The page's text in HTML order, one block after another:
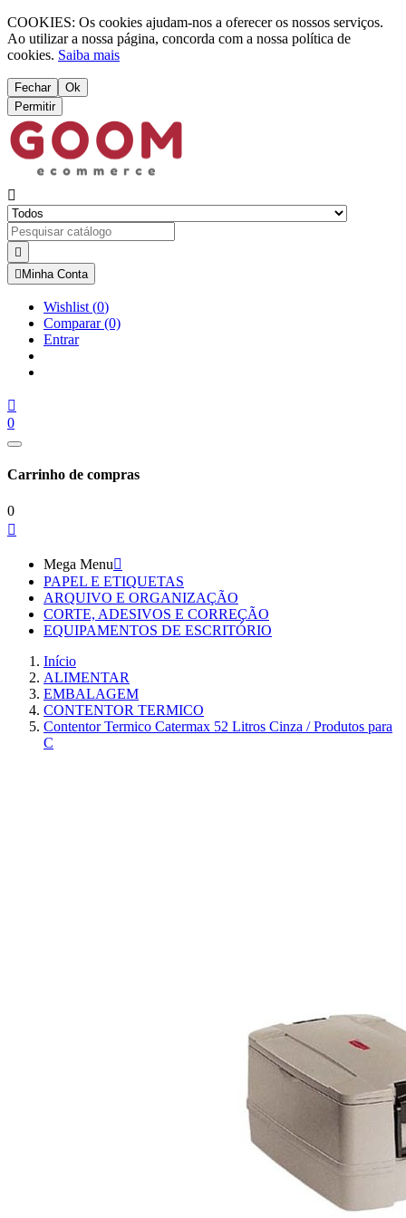
COOKIES: Os cookies ajudam-nos a oferecer os nossos serviços.
Ao utilizar a nossa página, concorda com a nossa política de
cookies. Saiba mais
Fechar
Ok
Permitir


 Minha Conta
Wishlist (0)
Comparar(0)
Entrar

0
Carrinho de compras
0

Mega Menu
PAPEL E ETIQUETAS
ARQUIVO E ORGANIZAÇÃO
CORTE, ADESIVOS E CORREÇÃO
EQUIPAMENTOS DE ESCRITÓRIO
Início
ALIMENTAR
EMBALAGEM
CONTENTOR TERMICO
Contentor Termico Catermax 52 Litros Cinza / Produtos para
C